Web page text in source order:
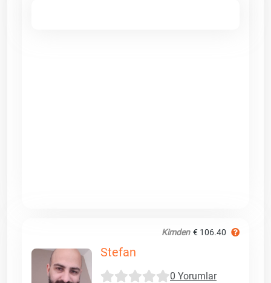
Kimden € 106.40
Stefan
0 Yorumlar